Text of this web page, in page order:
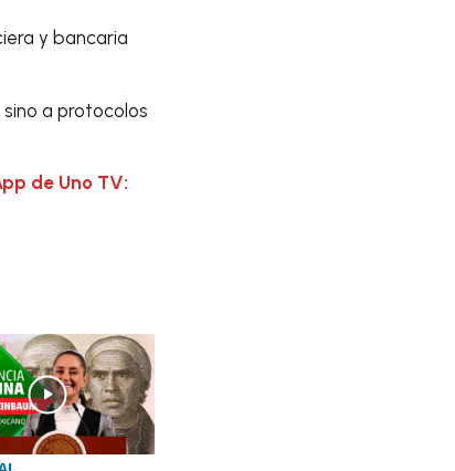
y bancaria
a protocolos
de Uno TV: